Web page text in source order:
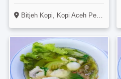
Bitjeh Kopi, Kopi Aceh Pertokoan SP Plaza Blok F1 F2, Jl. Letjend Suprapto, Sagulung, Batam